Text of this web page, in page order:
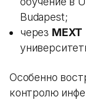
Budapest;
через MEXT
Особенно
контролю